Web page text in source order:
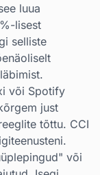
luua
lisest
selliste
või Spotify
just
tõttu. CCI
või